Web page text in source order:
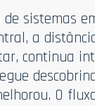
sistemas
a
continua
O